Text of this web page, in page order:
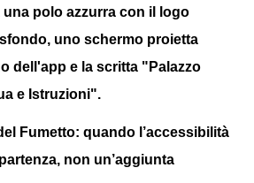
Fumetto: quando l’accessibilità
non un’aggiunta